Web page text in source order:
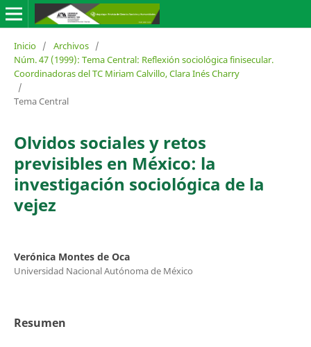
Inicio / Archivos /
Núm. 47 (1999): Tema Central: Reflexión sociológica finisecular.
Coordinadoras del TC Miriam Calvillo, Clara Inés Charry
/
Tema Central
Olvidos sociales y retos
previsibles en México: la
investigación sociológica de la
vejez
Verónica Montes de Oca
Universidad Nacional Autónoma de México
Resumen